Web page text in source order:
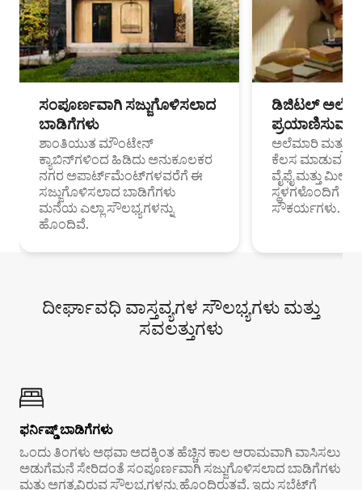
ಸಂಪೂರ್ಣವಾಗಿ ಸಜ್ಜುಗೊಳಿಸಲಾದ
ಬಾಡಿಗೆಗಳು
ಶಾಂತಿಯುತ ಮೌಂಟೇನ್
ಕ್ಯಾಬಿನ್‌ಗಳಿಂದ ಹಿಡಿದು ಅನುಕೂಲಕರ
ನಗರ ಅಪಾರ್ಟ್‌ಮೆಂಟ್‌ಗಳವರೆಗೆ ಈ
ಸಜ್ಜುಗೊಳಿಸಲಾದ ಬಾಡಿಗೆಗಳು
ಮನೆಯ ಎಲ್ಲಾ ಸೌಲಭ್ಯಗಳನ್ನು
ಹೊಂದಿವೆ.
ಡಿಜಿಟಲ್
ಪ್ರಯಾಣಿಸುವ
ಅಲೆಮಾರಿ ಮತ್ತು
ಕೆಲಸ ಮಾಡುವ
ವೈಫೈ ಮತ್ತು
ಸ್ಥಳಗಳೊಂದಿಗೆ
ಸೌಕರ್ಯಗಳು.
ದೀರ್ಘಾವಧಿ ವಾಸ್ತವ್ಯಗಳ ಸೌಲಭ್ಯಗಳು ಮತ್ತು
ಸವಲತ್ತುಗಳು
ಫರ್ನಿಷ್ಡ್ ಬಾಡಿಗೆಗಳು
ಒಂದು ತಿಂಗಳು ಅಥವಾ ಅದಕ್ಕಿಂತ ಹೆಚ್ಚಿನ ಕಾಲ ಆರಾಮವಾಗಿ ವಾಸಿಸಲು
ಅಡುಗೆಮನೆ ಸೇರಿದಂತೆ ಸಂಪೂರ್ಣವಾಗಿ ಸಜ್ಜುಗೊಳಿಸಲಾದ ಬಾಡಿಗೆಗಳು
ಮತ್ತು ಅಗತ್ಯವಿರುವ ಸೌಲಭ್ಯಗಳನ್ನು ಹೊಂದಿರುತ್ತವೆ. ಇದು ಸಬ್ಲೆಟ್‌ಗೆ